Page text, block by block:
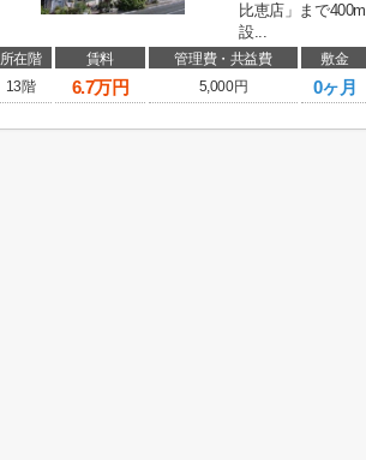
比恵店」まで
設...
所在階 賃料 管理費・共益費 敷金
13階
6.7万円 5,000円 0ヶ月